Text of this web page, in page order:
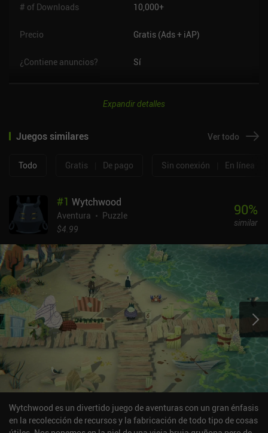
# of Downloads 10,000+
Precio Gratis (Ads + iAP)
¿Contiene anuncios? Sí
Expandir detalles
Juegos similares Ver todo
Todo Gratis De pago Sin conexión En línea
#1 Wytchwood
Aventura
Puzzle
$4.99
90%
similar
Wytchwood es un divertido juego de aventuras con un gran énfasis
en la recolección de recursos y la fabricación de todo tipo de cosas